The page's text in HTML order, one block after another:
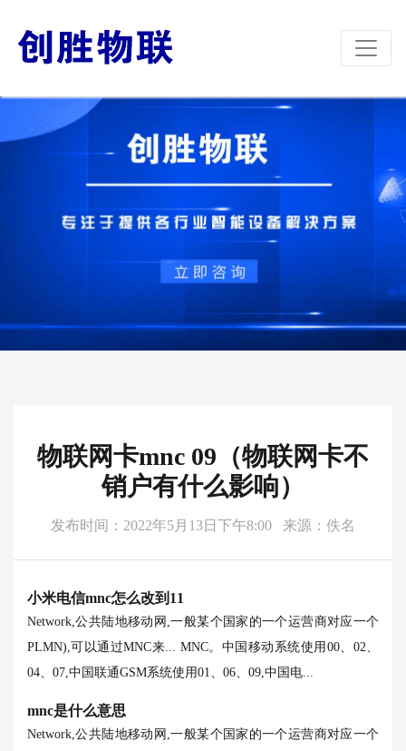
物联网卡mnc 09（物联网卡不
销户有什么影响）
发布时间：2022年5月13日下午8:00 来源：佚名
小米电信mnc怎么改到11
Network,公共陆地移动网,一般某个国家的一个运营商对应一个
PLMN),可以通过MNC来... MNC。中国移动系统使用00、02、
04、07,中国联通GSM系统使用01、06、09,中国电...
mnc是什么意思
Network,公共陆地移动网,一般某个国家的一个运营商对应一个